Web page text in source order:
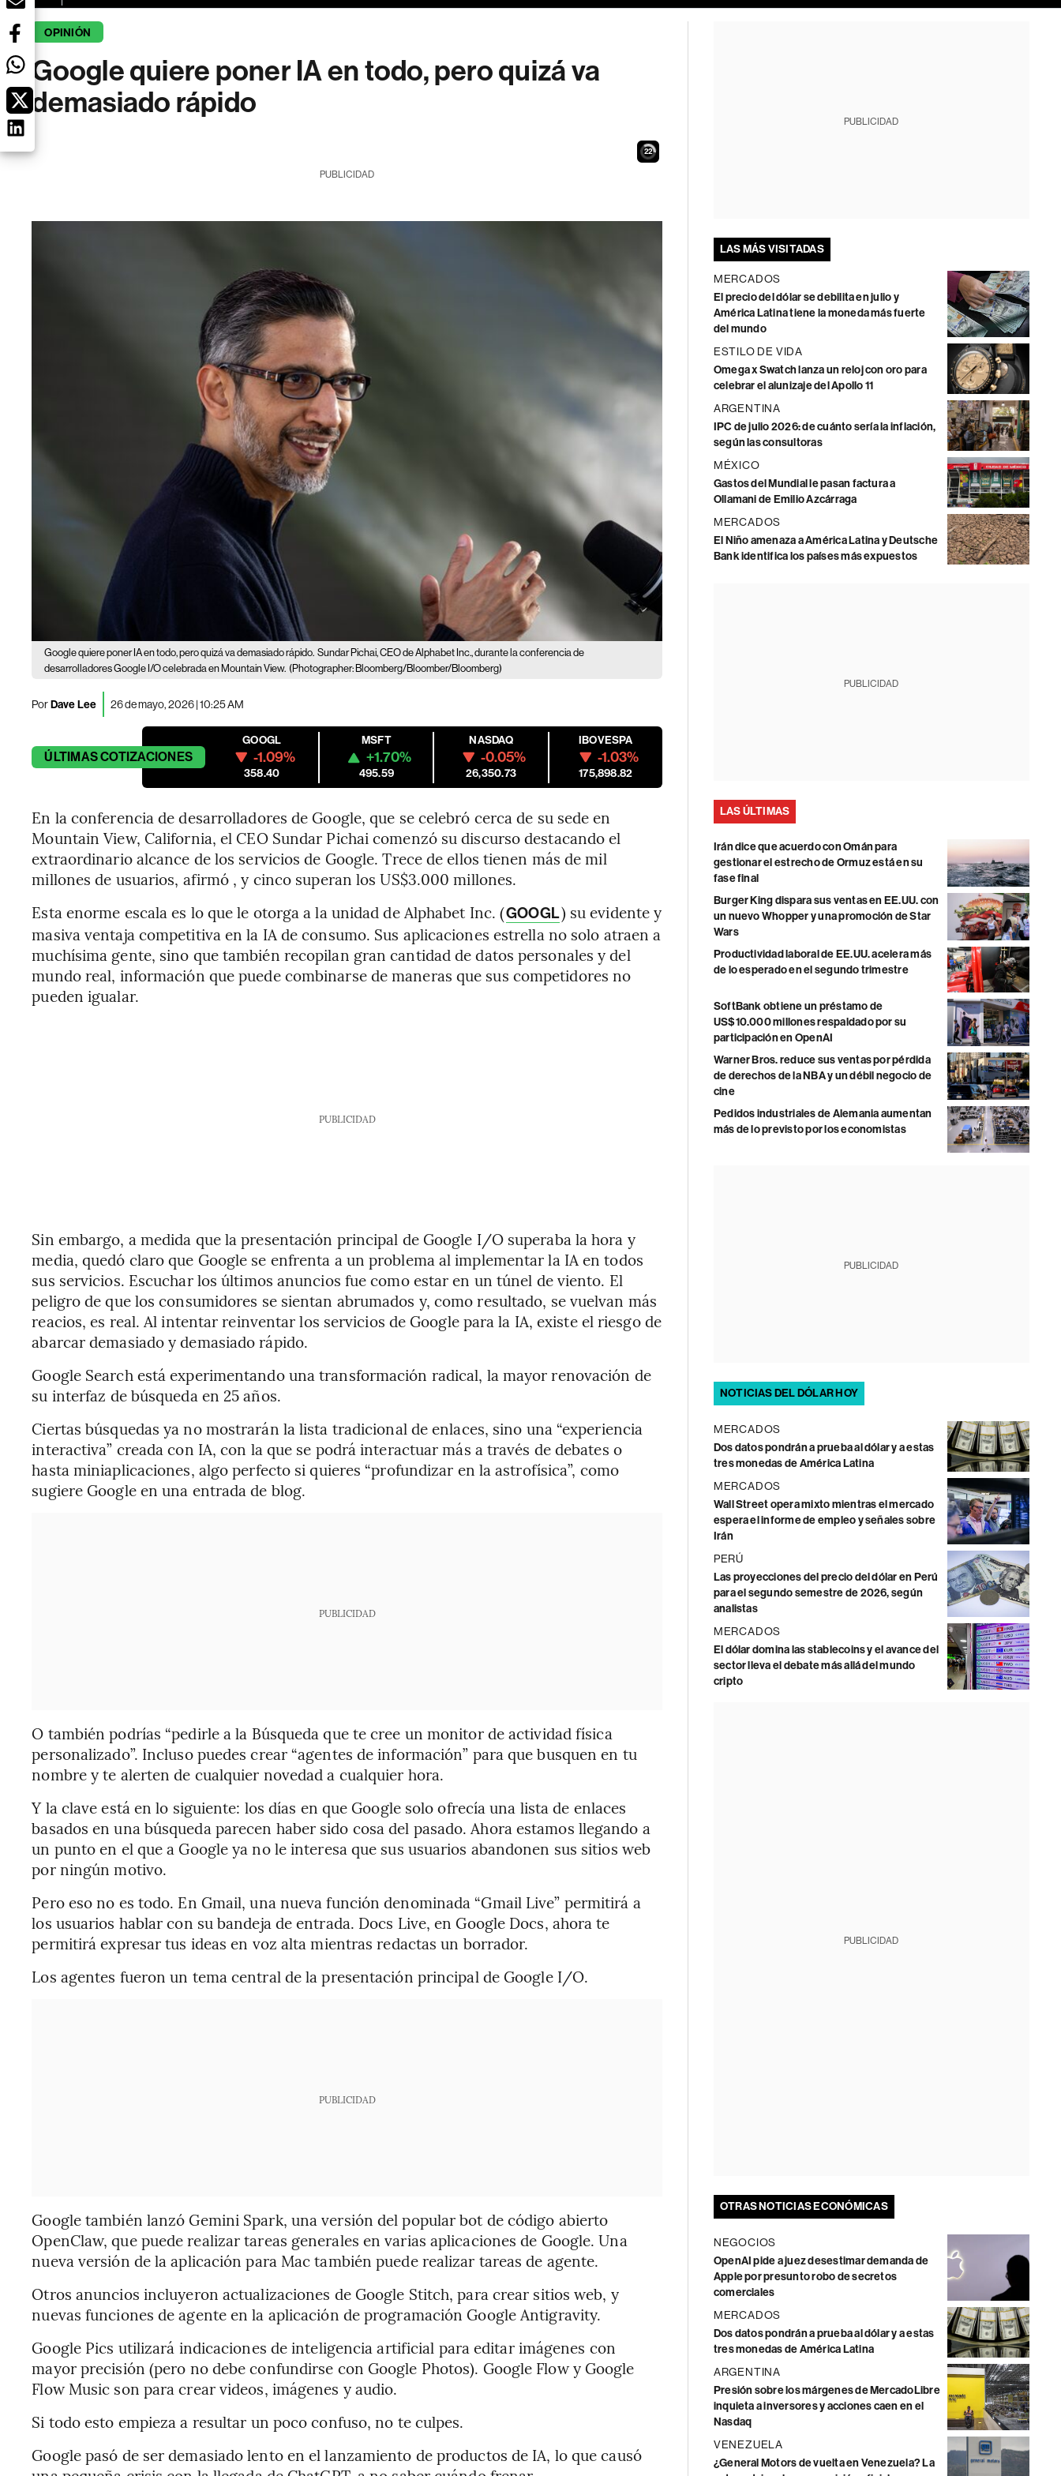
OPINIÓN
Google quiere poner IA en todo, pero quizá va
demasiado rápido
21
PUBLICIDAD
Google quiere poner IA en todo, pero quizá va demasiado rápido. Sundar Pichai, CEO de Alphabet Inc., durante la conferencia de
desarrolladores Google I/O celebrada en Mountain View. (Photographer: Bloomberg/Bloomber/Bloomberg)
PorDave Lee 26 de mayo, 2026 | 10:25 AM
ÚLTIMASCOTIZACIONES
GOOGL
-1.09%
358.40
MSFT
+1.70%
495.59
NASDAQ
-0.05%
26,350.73
IBOVESPA
-1.03%
175,898.82
En la conferencia de desarrolladores de Google, que se celebró cerca de su sede en
Mountain View, California, el CEO Sundar Pichai comenzó su discurso destacando el
extraordinario alcance de los servicios de Google. Trece de ellos tienen más de mil
millones de usuarios, afirmó , y cinco superan los US$3.000 millones.
Esta enorme escala es lo que le otorga a la unidad de Alphabet Inc. (GOOGL) su evidente y
masiva ventaja competitiva en la IA de consumo. Sus aplicaciones estrella no solo atraen a
muchísima gente, sino que también recopilan gran cantidad de datos personales y del
mundo real, información que puede combinarse de maneras que sus competidores no
pueden igualar.
PUBLICIDAD
Sin embargo, a medida que la presentación principal de Google I/O superaba la hora y
media, quedó claro que Google se enfrenta a un problema al implementar la IA en todos
sus servicios. Escuchar los últimos anuncios fue como estar en un túnel de viento. El
peligro de que los consumidores se sientan abrumados y, como resultado, se vuelvan más
reacios, es real. Al intentar reinventar los servicios de Google para la IA, existe el riesgo de
abarcar demasiado y demasiado rápido.
Google Search está experimentando una transformación radical, la mayor renovación de
su interfaz de búsqueda en 25 años.
Ciertas búsquedas ya no mostrarán la lista tradicional de enlaces, sino una “experiencia
interactiva” creada con IA, con la que se podrá interactuar más a través de debates o
hasta miniaplicaciones, algo perfecto si quieres “profundizar en la astrofísica”, como
sugiere Google en una entrada de blog.
PUBLICIDAD
O también podrías “pedirle a la Búsqueda que te cree un monitor de actividad física
personalizado”. Incluso puedes crear “agentes de información” para que busquen en tu
nombre y te alerten de cualquier novedad a cualquier hora.
Y la clave está en lo siguiente: los días en que Google solo ofrecía una lista de enlaces
basados en una búsqueda parecen haber sido cosa del pasado. Ahora estamos llegando a
un punto en el que a Google ya no le interesa que sus usuarios abandonen sus sitios web
por ningún motivo.
Pero eso no es todo. En Gmail, una nueva función denominada “Gmail Live” permitirá a
los usuarios hablar con su bandeja de entrada. Docs Live, en Google Docs, ahora te
permitirá expresar tus ideas en voz alta mientras redactas un borrador.
Los agentes fueron un tema central de la presentación principal de Google I/O.
PUBLICIDAD
Google también lanzó Gemini Spark, una versión del popular bot de código abierto
OpenClaw, que puede realizar tareas generales en varias aplicaciones de Google. Una
nueva versión de la aplicación para Mac también puede realizar tareas de agente.
Otros anuncios incluyeron actualizaciones de Google Stitch, para crear sitios web, y
nuevas funciones de agente en la aplicación de programación Google Antigravity.
Google Pics utilizará indicaciones de inteligencia artificial para editar imágenes con
mayor precisión (pero no debe confundirse con Google Photos). Google Flow y Google
Flow Music son para crear videos, imágenes y audio.
Si todo esto empieza a resultar un poco confuso, no te culpes.
Google pasó de ser demasiado lento en el lanzamiento de productos de IA, lo que causó
PUBLICIDAD
LAS MÁS VISITADAS
MERCADOS
El precio del dólar se debilita en julio y
América Latina tiene la moneda más fuerte
del mundo
ESTILO DE VIDA
Omega x Swatch lanza un reloj con oro para
celebrar el alunizaje del Apollo 11
ARGENTINA
IPC de julio 2026: de cuánto sería la inflación,
según las consultoras
MÉXICO
Gastos del Mundial le pasan factura a
Ollamani de Emilio Azcárraga
MERCADOS
El Niño amenaza a América Latina y Deutsche
Bank identifica los países más expuestos
PUBLICIDAD
LAS ÚLTIMAS
Irán dice que acuerdo con Omán para
gestionar el estrecho de Ormuz está en su
fase final
Burger King dispara sus ventas en EE.UU. con
un nuevo Whopper y una promoción de Star
Wars
Productividad laboral de EE.UU. acelera más
de lo esperado en el segundo trimestre
SoftBank obtiene un préstamo de
US$10.000 millones respaldado por su
participación en OpenAI
Warner Bros. reduce sus ventas por pérdida
de derechos de la NBA y un débil negocio de
cine
Pedidos industriales de Alemania aumentan
más de lo previsto por los economistas
PUBLICIDAD
NOTICIAS DEL DÓLAR HOY
MERCADOS
Dos datos pondrán a prueba al dólar y a estas
tres monedas de América Latina
MERCADOS
Wall Street opera mixto mientras el mercado
espera el informe de empleo y señales sobre
Irán
PERÚ
Las proyecciones del precio del dólar en Perú
para el segundo semestre de 2026, según
analistas
MERCADOS
El dólar domina las stablecoins y el avance del
sector lleva el debate más allá del mundo
cripto
PUBLICIDAD
OTRAS NOTICIAS ECONÓMICAS
NEGOCIOS
OpenAI pide a juez desestimar demanda de
Apple por presunto robo de secretos
comerciales
MERCADOS
Dos datos pondrán a prueba al dólar y a estas
tres monedas de América Latina
ARGENTINA
Presión sobre los márgenes de MercadoLibre
inquieta a inversores y acciones caen en el
Nasdaq
VENEZUELA
¿General Motors de vuelta en Venezuela? La